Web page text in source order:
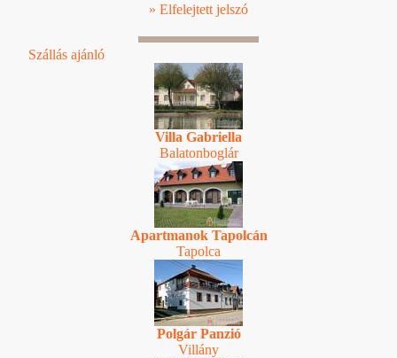
» Elfelejtett jelszó
Szállás ajánló
Villa Gabriella
Balatonboglár
Apartmanok Tapolcán
Tapolca
Polgár Panzió
Villány